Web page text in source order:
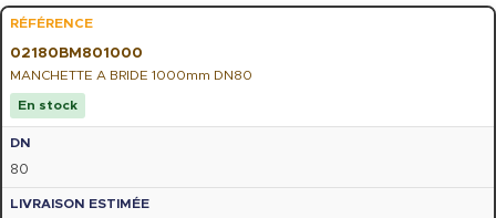
02180BM801000
MANCHETTE A BRIDE 1000mm DN80
En stock
80